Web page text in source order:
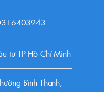
tư TP Hồ Chí Minh
Bình Thạnh,